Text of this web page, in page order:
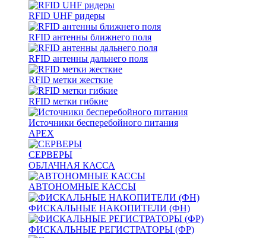
RFID UHF ридеры
RFID антенны ближнего поля
RFID антенны дальнего поля
RFID метки жесткие
RFID метки гибкие
Источники бесперебойного питания
APEX
СЕРВЕРЫ
ОБЛАЧНАЯ КАССА
АВТОНОМНЫЕ КАССЫ
ФИСКАЛЬНЫЕ НАКОПИТЕЛИ (ФН)
ФИСКАЛЬНЫЕ РЕГИСТРАТОРЫ (ФР)